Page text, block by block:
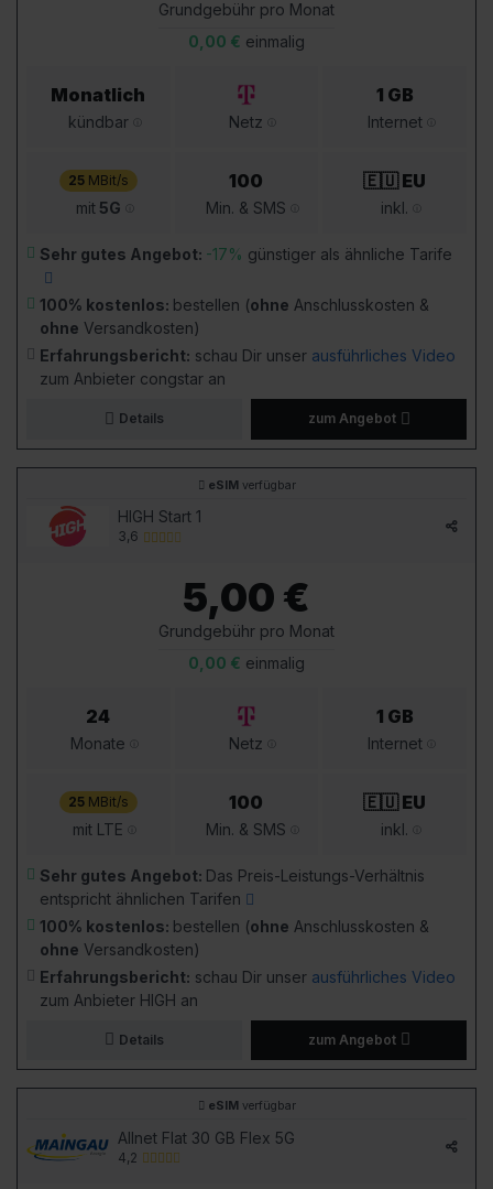
Grundgebühr pro Monat
0,00 € einmalig
Monatlich
kündbar Netz
1 GB
Internet
25MBit/s
mit5G
100
Min. & SMS
🇪🇺 EU
inkl.
Sehr gutes Angebot: -17% günstiger als ähnliche Tarife
100% kostenlos: bestellen (ohne Anschlusskosten &
ohne Versandkosten)
Erfahrungsbericht: schau Dir unser ausführliches Video
zum Anbieter congstar an
Details zum Angebot
eSIMverfügbar
HIGH Start 1
3,6
5,00 €
Grundgebühr pro Monat
0,00 € einmalig
24
Monate Netz
1 GB
Internet
25MBit/s
mit LTE
100
Min. & SMS
🇪🇺 EU
inkl.
Sehr gutes Angebot: Das Preis-Leistungs-Verhältnis
entspricht ähnlichen Tarifen
100% kostenlos: bestellen (ohne Anschlusskosten &
ohne Versandkosten)
Erfahrungsbericht: schau Dir unser ausführliches Video
zum Anbieter HIGH an
Details zum Angebot
eSIMverfügbar
Allnet Flat 30 GB Flex 5G
4,2